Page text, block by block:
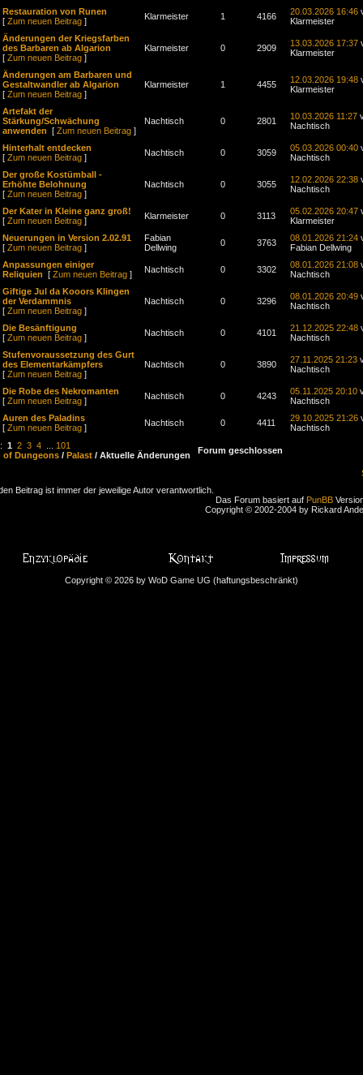
Restauration von Runen
[ Zum neuen Beitrag ] Klarmeister 1 4166 20.03.2026 16:46
Klarmeister
Änderungen der Kriegsfarben
des Barbaren ab Algarion
[ Zum neuen Beitrag ]
Klarmeister 0 2909 13.03.2026 17:37
Klarmeister
Änderungen am Barbaren und
Gestaltwandler ab Algarion
[ Zum neuen Beitrag ]
Klarmeister 1 4455 12.03.2026 19:48
Klarmeister
Artefakt der
Stärkung/Schwächung
anwenden [ Zum neuen Beitrag ]
Nachtisch 0 2801 10.03.2026 11:27
Nachtisch
Hinterhalt entdecken
[ Zum neuen Beitrag ] Nachtisch 0 3059 05.03.2026 00:40
Nachtisch
Der große Kostümball -
Erhöhte Belohnung
[ Zum neuen Beitrag ]
Nachtisch 0 3055 12.02.2026 22:38
Nachtisch
Der Kater in Kleine ganz groß!
[ Zum neuen Beitrag ] Klarmeister 0 3113 05.02.2026 20:47
Klarmeister
Neuerungen in Version 2.02.91
[ Zum neuen Beitrag ]
Fabian
Dellwing
0 3763 08.01.2026 21:24
Fabian Dellwing
Anpassungen einiger
Reliquien [ Zum neuen Beitrag ] Nachtisch 0 3302 08.01.2026 21:08
Nachtisch
Giftige Jul da Kooors Klingen
der Verdammnis
[ Zum neuen Beitrag ]
Nachtisch 0 3296 08.01.2026 20:49
Nachtisch
Die Besänftigung
[ Zum neuen Beitrag ] Nachtisch 0 4101 21.12.2025 22:48
Nachtisch
Stufenvoraussetzung des Gurt
des Elementarkämpfers
[ Zum neuen Beitrag ]
Nachtisch 0 3890 27.11.2025 21:23
Nachtisch
Die Robe des Nekromanten
[ Zum neuen Beitrag ] Nachtisch 0 4243 05.11.2025 20:10
Nachtisch
Auren des Paladins
[ Zum neuen Beitrag ] Nachtisch 0 4411 29.10.2025 21:26
Nachtisch
1 2 3 4
101
of Dungeons / Palast / Aktuelle Änderungen Forum geschlossen
Beitrag ist immer der jeweilige Autor verantwortlich.
Das Forum basiert auf PunBB
Copyright © 2002-2004 by Rickard
Copyright © 2026 by WoD Game UG (haftungsbeschränkt)